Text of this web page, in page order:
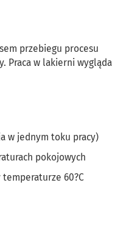
przebiegu procesu
Praca w lakierni wygląda
w jednym toku pracy)
pokojowych
60?C